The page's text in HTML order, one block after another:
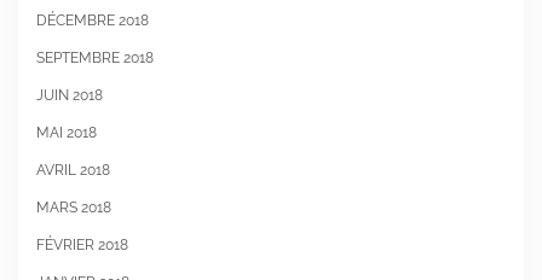
DÉCEMBRE 2018
SEPTEMBRE 2018
JUIN 2018
MAI 2018
AVRIL 2018
MARS 2018
FÉVRIER 2018